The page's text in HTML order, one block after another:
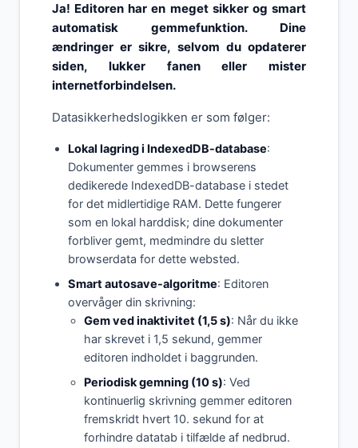
Ja! Editoren har en meget sikker og smart
automatisk gemmefunktion. Dine
ændringer er sikre, selvom du opdaterer
siden, lukker fanen eller mister
internetforbindelsen.
Datasikkerhedslogikken er som følger:
Lokal lagring i IndexedDB-database:
Dokumenter gemmes i browserens
dedikerede IndexedDB-database i stedet
for det midlertidige RAM. Dette fungerer
som en lokal harddisk; dine dokumenter
forbliver gemt, medmindre du sletter
browserdata for dette websted.
Smart autosave-algoritme: Editoren
overvåger din skrivning:
Gem ved inaktivitet (1,5 s): Når du ikke
har skrevet i 1,5 sekund, gemmer
editoren indholdet i baggrunden.
Periodisk gemning (10 s): Ved
kontinuerlig skrivning gemmer editoren
fremskridt hvert 10. sekund for at
forhindre datatab i tilfælde af nedbrud.